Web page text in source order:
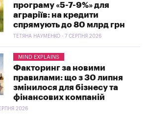
програму «5-7-9%» для
аграріїв: на кредити
спрямують до 80 млрд грн
ТЕТЯНА НАУМЕНКО - 7 СЕРПНЯ 2026
MIND EXPLAINS
Факторинг за новими
правилами: що з 30 липня
змінилося для бізнесу та
фінансових компаній
2026